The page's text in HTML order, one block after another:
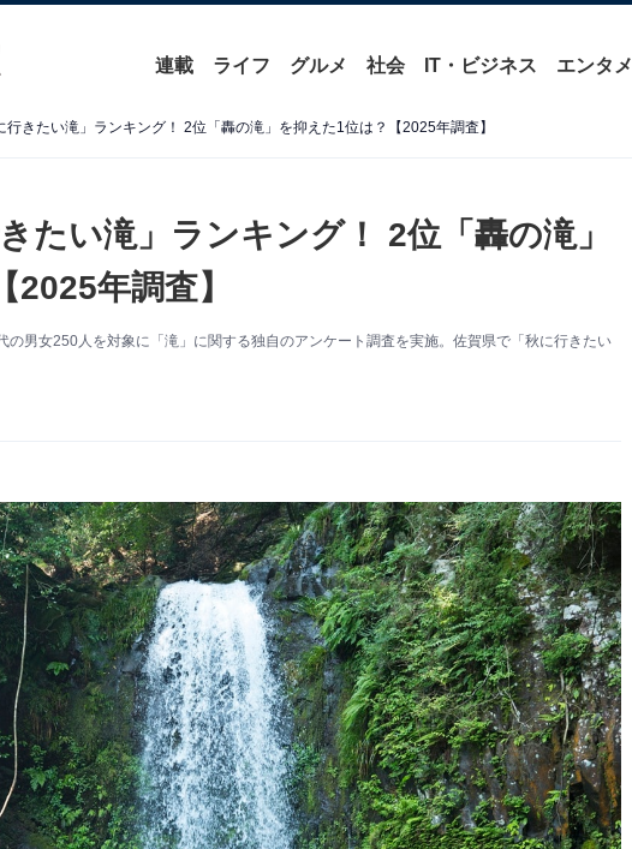
連載 ライフ グルメ 社会 IT・ビジネス エンタメ
行きたい滝」ランキング！ 2位「轟の滝」を抑えた1位は？【2025年調査】
たい滝」ランキング！ 2位「轟の滝」
年調査】
男女250人を対象に「滝」に関する独自のアンケート調査を実施。佐賀県で「秋に行きたい